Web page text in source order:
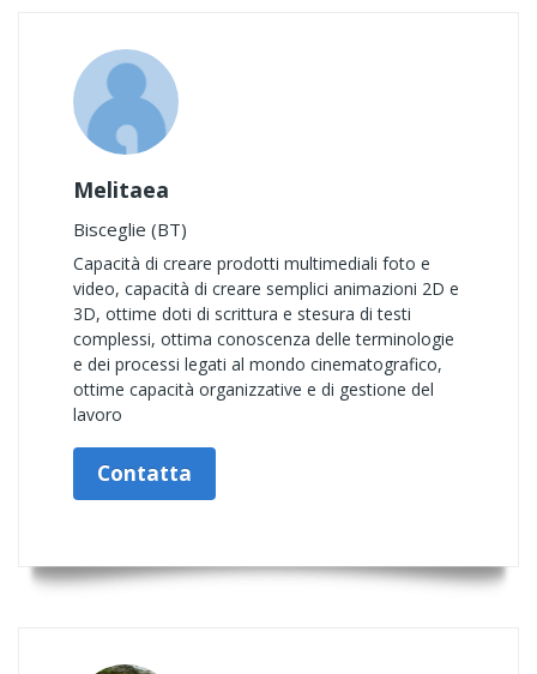
Melitaea
Bisceglie (BT)
Capacità di creare prodotti multimediali foto e
video, capacità di creare semplici animazioni 2D e
3D, ottime doti di scrittura e stesura di testi
complessi, ottima conoscenza delle terminologie
e dei processi legati al mondo cinematografico,
ottime capacità organizzative e di gestione del
lavoro
Contatta